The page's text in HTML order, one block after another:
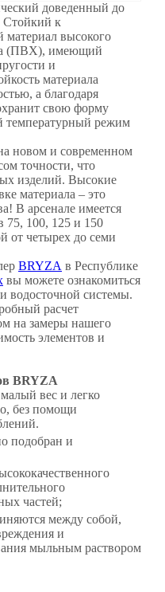
доведенный до
Стойкий к
материал высокого
(ПВХ), имеющий
и
материала
а благодаря
свою форму
температурный режим
новом и современном
точности, что
изделий. Высокие
материала – это
В арсенале имеется
75, 100, 125 и 150
от четырех до семи
BRYZA в Республике
вы можете ознакомиться
водосточной системы.
расчет
на замеры нашего
элементов и
BRYZA
вес и легко
без помощи
подобран и
частей;
между собой,
и
мыльным раствором